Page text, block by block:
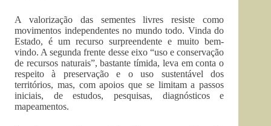
A valorização das sementes livres resiste como
movimentos independentes no mundo todo. Vinda do
Estado, é um recurso surpreendente e muito bem-
vindo. A segunda frente desse eixo “uso e conservação
de recursos naturais”, bastante tímida, leva em conta o
respeito à preservação e o uso sustentável dos
territórios, mas, com apoios que se limitam a passos
iniciais, de estudos, pesquisas, diagnósticos e
mapeamentos.